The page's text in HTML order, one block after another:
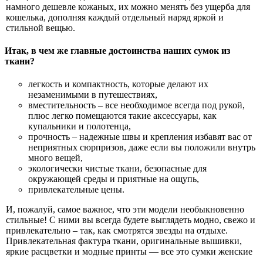
намного дешевле кожаных, их можно менять без ущерба для
кошелька, дополняя каждый отдельный наряд яркой и
стильной вещью.
Итак, в чем же главные достоинства наших сумок из
ткани?
легкость и компактность, которые делают их
незаменимыми в путешествиях,
вместительность – все необходимое всегда под рукой,
плюс легко помещаются такие аксессуары, как
купальники и полотенца,
прочность – надежные швы и крепления избавят вас от
неприятных сюрпризов, даже если вы положили внутрь
много вещей,
экологически чистые ткани, безопасные для
окружающей среды и приятные на ощупь,
привлекательные цены.
И, пожалуй, самое важное, что эти модели необыкновенно
стильные! С ними вы всегда будете выглядеть модно, свежо и
привлекательно – так, как смотрятся звезды на отдыхе.
Привлекательная фактура ткани, оригинальные вышивки,
яркие расцветки и модные принты — все это сумки женские